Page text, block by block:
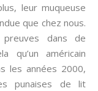
leur muqueuse
que chez nous.
dans de
qu’un américain
les années 2000,
punaises de lit